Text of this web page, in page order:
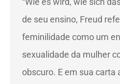
de seu ensino, Freud
feminilidade como um
sexualidade da mulher
obscuro. E em sua carta